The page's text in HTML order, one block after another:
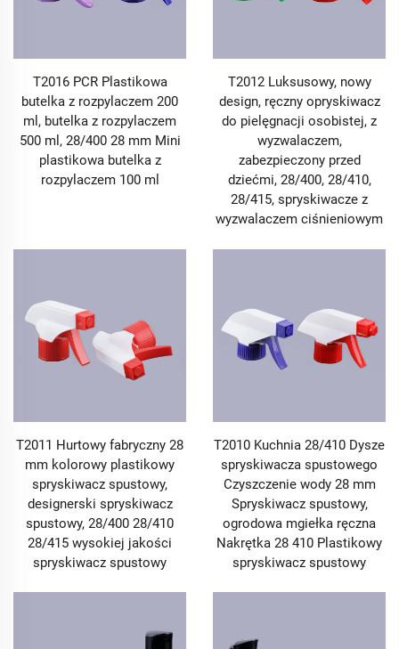
T2016 PCR Plastikowa
butelka z rozpylaczem 200
ml, butelka z rozpylaczem
500 ml, 28/400 28 mm Mini
plastikowa butelka z
rozpylaczem 100 ml
T2012 Luksusowy, nowy
design, ręczny opryskiwacz
do pielęgnacji osobistej, z
wyzwalaczem,
zabezpieczony przed
dziećmi, 28/400, 28/410,
28/415, spryskiwacze z
wyzwalaczem ciśnieniowym
T2011 Hurtowy fabryczny 28
mm kolorowy plastikowy
spryskiwacz spustowy,
designerski spryskiwacz
spustowy, 28/400 28/410
28/415 wysokiej jakości
spryskiwacz spustowy
T2010 Kuchnia 28/410 Dysze
spryskiwacza spustowego
Czyszczenie wody 28 mm
Spryskiwacz spustowy,
ogrodowa mgiełka ręczna
Nakrętka 28 410 Plastikowy
spryskiwacz spustowy